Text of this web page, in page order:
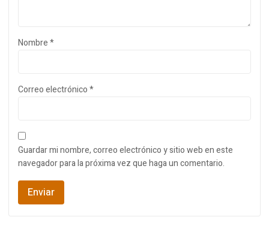
Nombre*
Correo electrónico*
Guardar mi nombre, correo electrónico y sitio web en este
navegador para la próxima vez que haga un comentario.